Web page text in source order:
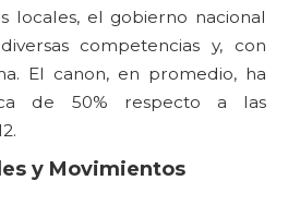
locales, el gobierno nacional
competencias y, con
El canon, en promedio, ha
de 50% respecto a las
y Movimientos